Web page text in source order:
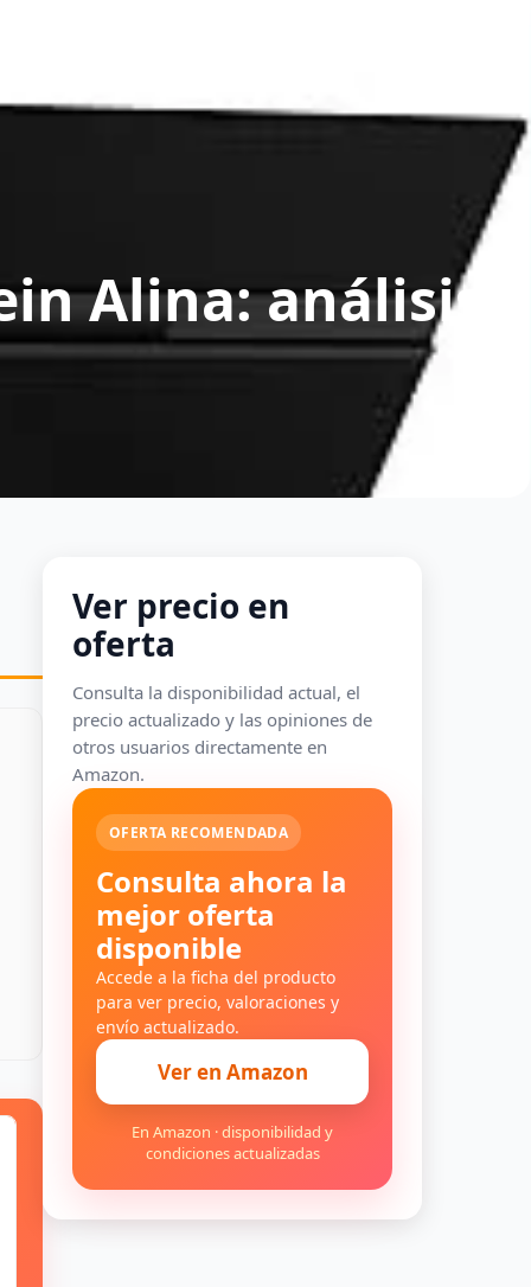
Alina: análisis
Ver precio en
oferta
Consulta la disponibilidad actual, el
precio actualizado y las opiniones de
otros usuarios directamente en
Amazon.
OFERTA RECOMENDADA
Consulta ahora la
mejor oferta
disponible
Accede a la ficha del producto
para ver precio, valoraciones y
envío actualizado.
Ver en Amazon
En Amazon · disponibilidad y
condiciones actualizadas